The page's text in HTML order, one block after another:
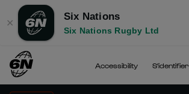
✕
Six Nations
Six Nations Rugby Ltd
Accessibility S'identifier